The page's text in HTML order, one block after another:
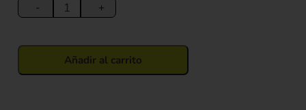
-
Cerámica
600
+
Añadir al carrito